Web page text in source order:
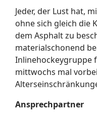
Jeder, der Lust hat,
ohne sich gleich die
dem Asphalt zu
materialschonend
Inlinehockeygruppe
mittwochs mal
Ansprechpartner